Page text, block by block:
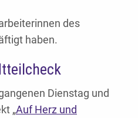
des
haben.
Dienstag und
„Auf Herz und